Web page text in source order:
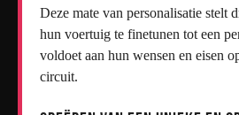
Deze mate van personalisatie stelt
hun voertuig te finetunen tot een
voldoet aan hun wensen en eisen
circuit.